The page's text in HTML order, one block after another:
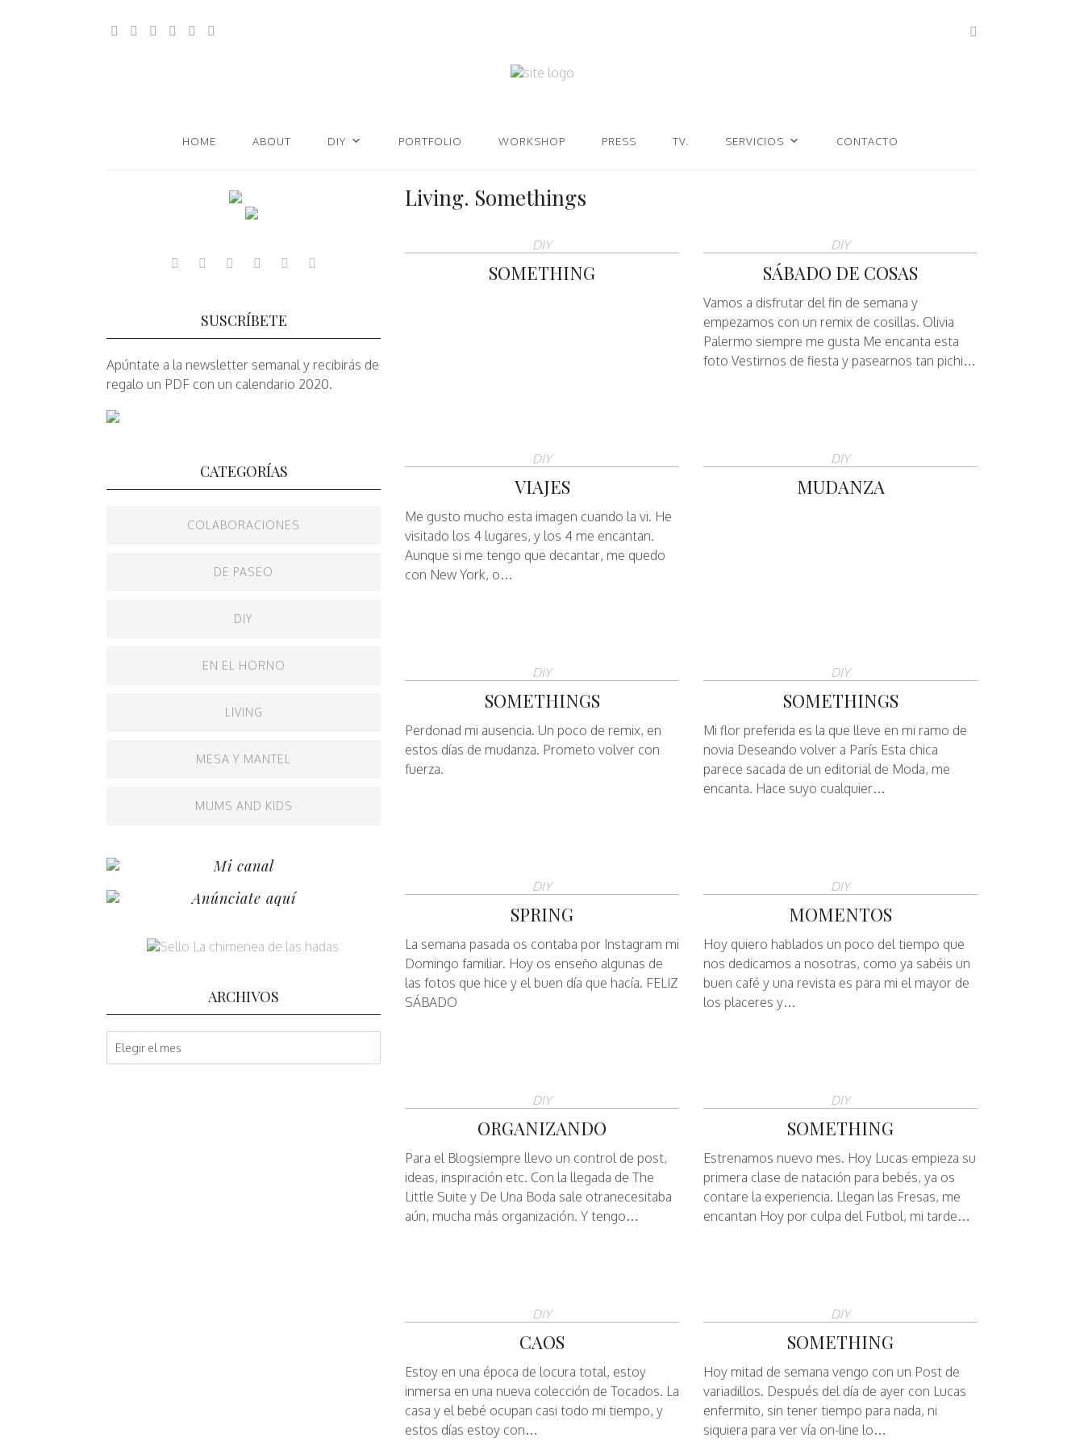
HOME ABOUT DIY PORTFOLIO WORKSHOP PRESS TV. SERVICIOS CONTACTO
Living. Somethings
DIY
SOMETHING
DIY
SÁBADO DE COSAS
Vamos a disfrutar del fin de semana y
empezamos con un remix de cosillas. Olivia
Palermo siempre me gusta Me encanta esta
foto Vestirnos de fiesta y pasearnos tan pichi…
DIY
VIAJES
Me gusto mucho esta imagen cuando la vi. He
visitado los 4 lugares, y los 4 me encantan.
Aunque si me tengo que decantar, me quedo
con New York, o…
DIY
MUDANZA
DIY
SOMETHINGS
Perdonad mi ausencia. Un poco de remix, en
estos días de mudanza. Prometo volver con
fuerza.
DIY
SOMETHINGS
Mi flor preferida es la que lleve en mi ramo de
novia Deseando volver a París Esta chica
parece sacada de un editorial de Moda, me
encanta. Hace suyo cualquier…
DIY
SPRING
La semana pasada os contaba por Instagram mi
Domingo familiar. Hoy os enseño algunas de
las fotos que hice y el buen día que hacía. FELIZ
SÁBADO
DIY
MOMENTOS
Hoy quiero hablados un poco del tiempo que
nos dedicamos a nosotras, como ya sabéis un
buen café y una revista es para mi el mayor de
los placeres y…
DIY
ORGANIZANDO
Para el Blogsiempre llevo un control de post,
ideas, inspiración etc. Con la llegada de The
Little Suite y De Una Boda sale otranecesitaba
aún, mucha más organización. Y tengo…
DIY
SOMETHING
Estrenamos nuevo mes. Hoy Lucas empieza su
primera clase de natación para bebés, ya os
contare la experiencia. Llegan las Fresas, me
encantan Hoy por culpa del Futbol, mi tarde…
DIY
CAOS
Estoy en una época de locura total, estoy
inmersa en una nueva colección de Tocados. La
casa y el bebé ocupan casi todo mi tiempo, y
estos días estoy con…
DIY
SOMETHING
Hoy mitad de semana vengo con un Post de
variadillos. Después del día de ayer con Lucas
enfermito, sin tener tiempo para nada, ni
siquiera para ver vía on-line lo…
SUSCRÍBETE
Apúntate a la newsletter semanal y recibirás de
regalo un PDF con un calendario 2020.
CATEGORÍAS
COLABORACIONES
DE PASEO
DIY
EN EL HORNO
LIVING
MESA Y MANTEL
MUMS AND KIDS
Mi canal
Anúnciate aquí
ARCHIVOS